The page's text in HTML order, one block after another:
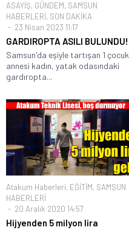
ASAYİŞ, GÜNDEM, SAMSUN
HABERLERİ, SON DAKİKA
23 Nisan 2023 11:17
GARDIROPTA ASILI BULUNDU!
Samsun'da eşiyle tartışan 1 çocuk
annesi kadın, yatak odasındaki
gardıropta...
Atakum Haberleri, EĞİTİM, SAMSUN
HABERLERİ
20 Aralık 2020 14:57
Hijyenden 5 milyon lira